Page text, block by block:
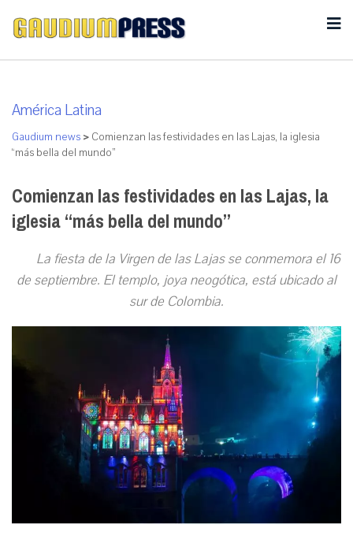
América Latina
Gaudium news > Comienzan las festividades en las Lajas, la iglesia
“más bella del mundo”
Comienzan las festividades en las Lajas, la
iglesia “más bella del mundo”
La fiesta de la Virgen de las Lajas se conmemora el 16
de septiembre. El templo, joya neogótica, está ubicado al
sur de Colombia.